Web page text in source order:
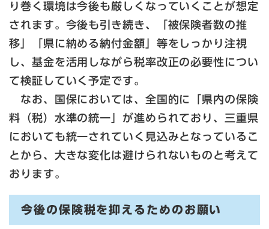
り巻く環境は今後も厳しくなっていくことが想定
されます。今後も引き続き、「被保険者数の推
移」「県に納める納付金額」等をしっかり注視
し、基金を活用しながら税率改正の必要性につい
て検証していく予定です。
なお、国保においては、全国的に「県内の保険
料（税）水準の統一」が進められており、三重県
においても統一されていく見込みとなっているこ
とから、大きな変化は避けられないものと考えて
おります。
今後の保険税を抑えるためのお願い